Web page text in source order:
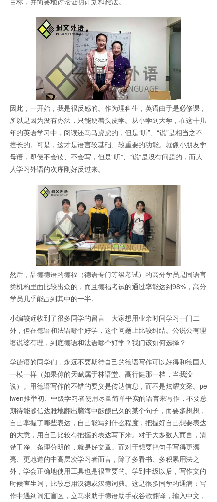
因此，一开始，我是很反感的。作为理科生，英语由于是必修课，
所以是因为没有办法，只能硬着头皮学。从小学到大学，在这十几
年的英语学习中，阅读还马马虎虎的，但是“听”、“说”是相当之不
擅长的。可是，这才是语言较基础、较重要的功能。就像小朋友学
母语，即便不会读、不会写，但是“听”、“说”是没有问题的，而大
人学习外语的次序刚好反过来。
然后，品德德语的德福（德语专门等级考试）的高分学员是同语言
类机构里面比较出众的，而且德福考试的通过率能达到98%，高分
学员几乎能占到其中的一半。
小编较近收到了很多同学的留言，大家想用业余时间学习一门二
外，但在德语和法语哪个好学，这个问题上比较纠结。公说公有理
婆说婆有理，到底德语和法语哪个好学？我们该如何选择？
学德语的同学们，永远不要期待自己的德语写作可以好得和德国人
一模一样（如果你的天赋属于林语堂、高行健那一档，当我没
说）。用德语写作的不错的要义是传达信息，而不是炫耀文采。pe
iwen推举初、中级学习者使用尽量简单平实的语言来写作，不要总
期待能够信达雅地翻出脑海中酝酿已久的某个句子，而要多想想，
自己掌握了哪些表达，自己能写到什么程度，把握好自己想要表达
的大意，用自己比较有把握的表达写下来。对于大多数人而言，清
楚干净、条理分明的，就是好文章。而对于想要把句子写得更漂
亮、更地道的中高层次学习者而言，除了多看书、多积累用法之
外，学会正确地使用工具也是很重要的。学到中级以后，写作文的
时候查生词，比较忌用汉德或汉德词典。这是很多同学的通病：写
作中遇到词汇盲区，立马求助于德语助手或谷歌翻译，输入中文，